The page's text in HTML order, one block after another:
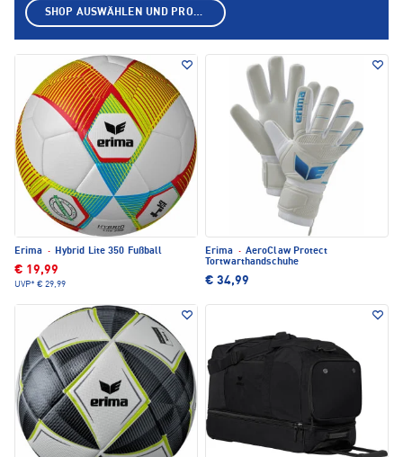
Erima · Hybrid Lite 350 Fußball
€ 19,99
UVP* € 29,99
Erima · AeroClaw Protect
Tortwarthandschuhe
€ 34,99
SHOP AUSWÄHLEN UND PRODUKTE ANZEIGEN